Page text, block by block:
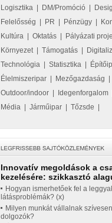
Logisztika
DM/Promóció
Felelősség
PR Pénzügy
Kultúra
Oktatás Pályázati
Környezet| Támogatás
Technológia
Statisztika
Élelmiszeripar
Mezőgazdaság
Outdoor/indoor
Idegenforgalom
Média
Járműipar Tőzsde
Innovatív megoldások a
kezelésére: szikkasztó
Hogyan ismerhetőek fel a
látásproblémák? (x)
Milyen munkát vállalnak
dolgozók?